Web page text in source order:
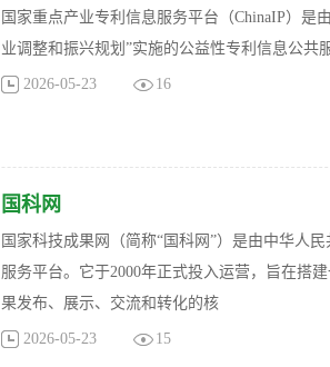
国家重点产业专利信息服务平台（ChinaIP）‍是
业调整和振兴规划”实施的公益性专利信息公共
2026-05-23 16
国科网
国家科技成果网（简称“国科网”）是由中华人
服务平台。它于2000年正式投入运营，旨在搭
果发布、展示、交流和转化的核
2026-05-23 15